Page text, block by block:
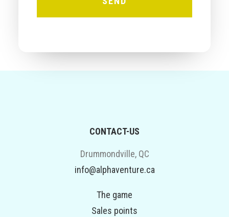
CONTACT-US
Drummondville, QC
info@alphaventure.ca
The game
Sales points